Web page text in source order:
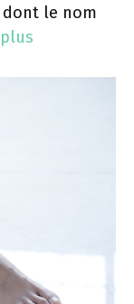
dont le nom